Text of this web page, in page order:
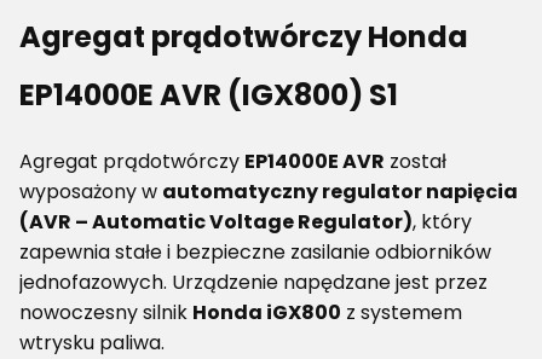
Agregat prądotwórczy Honda
EP14000E AVR (IGX800) S1
Agregat prądotwórczy EP14000E AVR został
wyposażony w automatyczny regulator napięcia
(AVR – Automatic Voltage Regulator), który
zapewnia stałe i bezpieczne zasilanie odbiorników
jednofazowych. Urządzenie napędzane jest przez
nowoczesny silnik Honda iGX800 z systemem
wtrysku paliwa.